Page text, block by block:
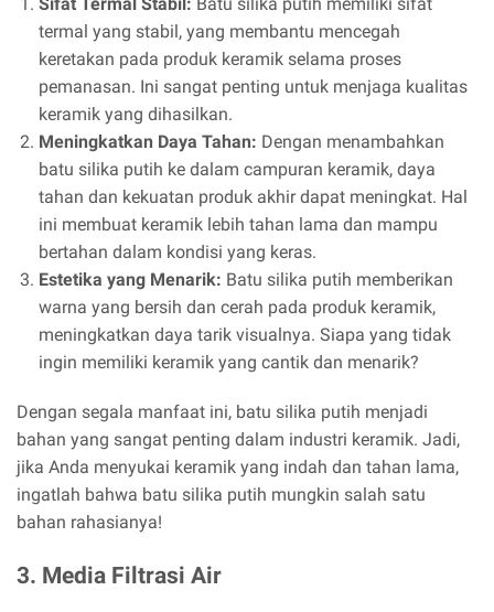
termal yang stabil, yang membantu mencegah
keretakan pada produk keramik selama proses
pemanasan. Ini sangat penting untuk menjaga kualitas
keramik yang dihasilkan.
Meningkatkan Daya Tahan: Dengan menambahkan
batu silika putih ke dalam campuran keramik, daya
tahan dan kekuatan produk akhir dapat meningkat. Hal
ini membuat keramik lebih tahan lama dan mampu
bertahan dalam kondisi yang keras.
Estetika yang Menarik: Batu silika putih memberikan
warna yang bersih dan cerah pada produk keramik,
meningkatkan daya tarik visualnya. Siapa yang tidak
ingin memiliki keramik yang cantik dan menarik?
Dengan segala manfaat ini, batu silika putih menjadi
bahan yang sangat penting dalam industri keramik. Jadi,
jika Anda menyukai keramik yang indah dan tahan lama,
ingatlah bahwa batu silika putih mungkin salah satu
bahan rahasianya!
3. Media Filtrasi Air